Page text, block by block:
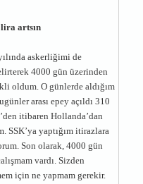
artsın
askerliğimi de
4000 gün üzerinden
oldum. O günlerde aldığım
arası epey açıldı 310
itibaren Hollanda’dan
SSK’ya yaptığım itirazlara
Son olarak, 4000 gün
vardı. Sizden
için ne yapmam gerekir.